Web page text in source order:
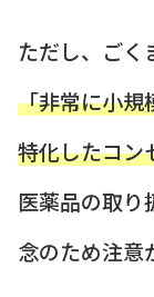
ただし、ごく
「非常に小規
特化したコン
医薬品の取り
念のため注意